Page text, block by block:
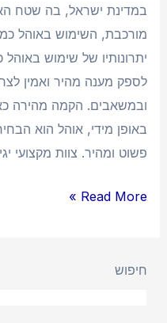
במדינת ישראל, בה שטח
מורכבת, השימוש באוהל
יתרונותיו של שימוש באוהל
לספק מענה מהיר ואמין
ובמשאבים. הקמה מהירה
באופן מידי, אוהל הוא
פשוט ומהיר. צוות מקצועי
Read More »
חיפוש